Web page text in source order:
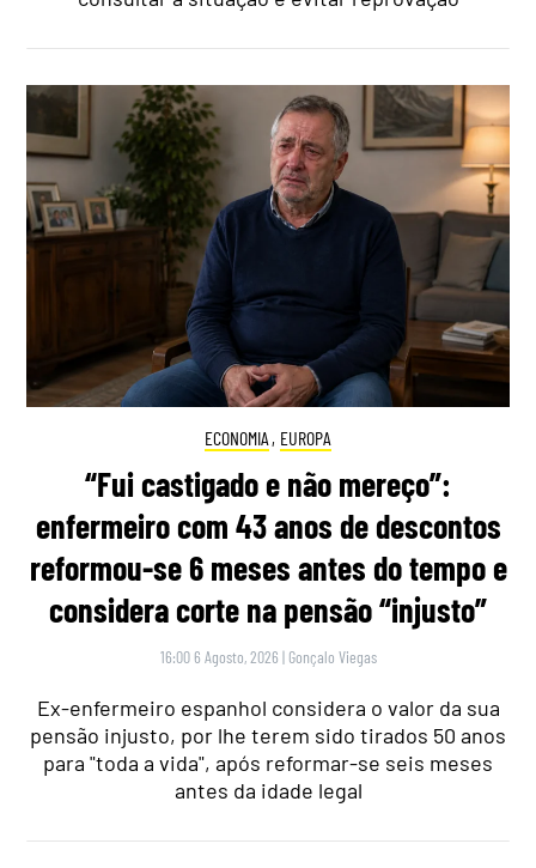
ECONOMIA , EUROPA
“Fui castigado e não mereço”:
enfermeiro com 43 anos de descontos
reformou-se 6 meses antes do tempo e
considera corte na pensão “injusto”
16:00 6 Agosto, 2026 | Gonçalo Viegas
Ex-enfermeiro espanhol considera o valor da sua
pensão injusto, por lhe terem sido tirados 50 anos
para "toda a vida", após reformar-se seis meses
antes da idade legal